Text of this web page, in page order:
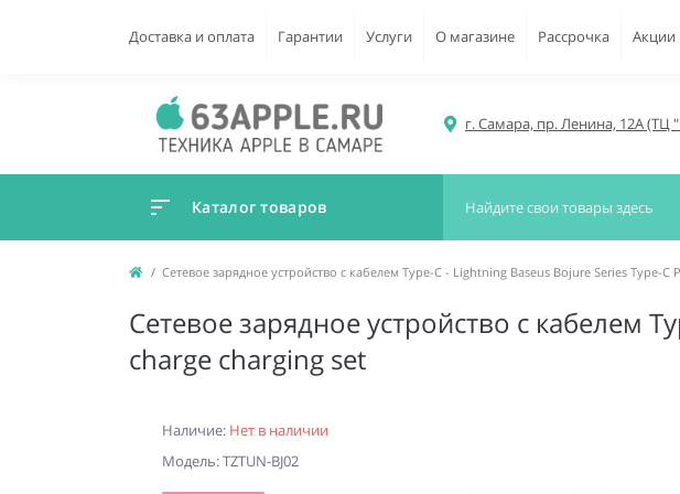
Доставка и оплата Гарантии Услуги О магазине Рассрочка Акции
г. Самара, пр. Ленина, 12А (ТЦ
Каталог товаров
Сетевое зарядное устройство с кабелем Type-C - Lightning Baseus Bojure Series Type-C
Сетевое зарядное устройство с кабелем
charge charging set
Наличие: Нет в наличии
Модель: TZTUN-BJ02